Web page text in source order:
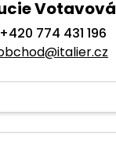
Votavová
+420 774 431 196